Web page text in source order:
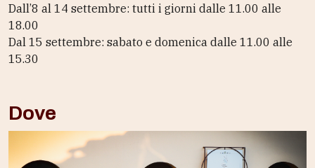
Dall’8 al 14 settembre: tutti i giorni dalle 11.00 alle
18.00
Dal 15 settembre: sabato e domenica dalle 11.00 alle
15.30
Dove